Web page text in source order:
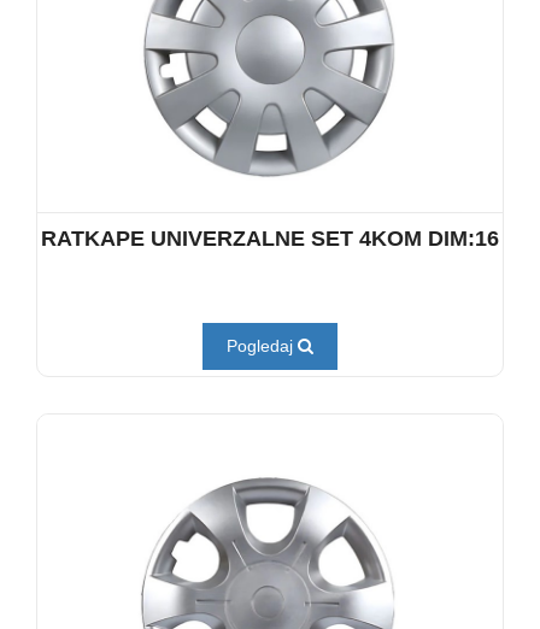
RATKAPE UNIVERZALNE SET 4KOM DIM:16
Pogledaj